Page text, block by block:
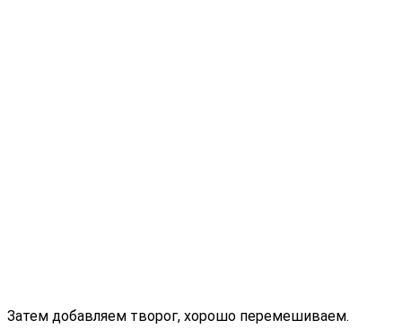
Затем добавляем творог, хорошо перемешиваем.